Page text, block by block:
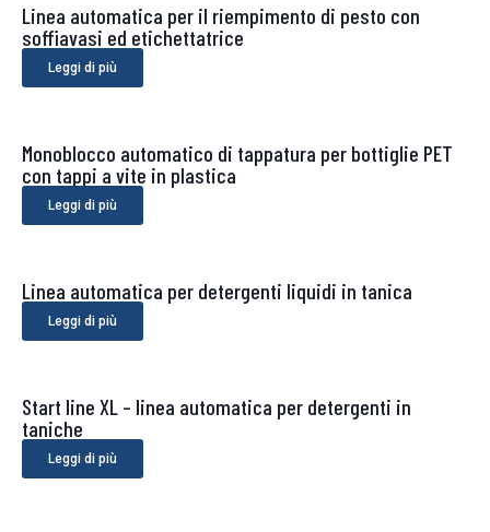
Linea automatica per il riempimento di pesto con
soffiavasi ed etichettatrice
Leggi di più
Monoblocco automatico di tappatura per bottiglie PET
con tappi a vite in plastica
Leggi di più
Linea automatica per detergenti liquidi in tanica
Leggi di più
Start line XL – linea automatica per detergenti in
taniche
Leggi di più